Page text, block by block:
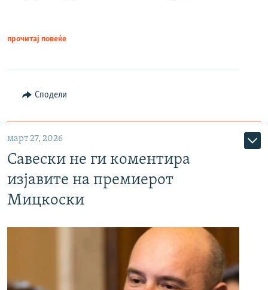
прочитај повеќе
Сподели
март 27, 2026
Савески не ги коментира
изјавите на премиерот
Мицкоски